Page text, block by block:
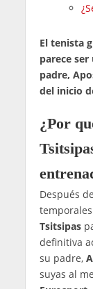
El tenista
parece
padre,
del inicio
¿Por
Después
Tsitsipas
definitiva
su padre,
suyas al